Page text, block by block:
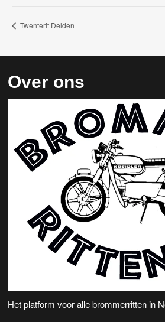
Twenterit Delden
Over ons
Het platform voor alle brommerritten in